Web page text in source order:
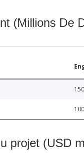
(Millions De
projet (USD